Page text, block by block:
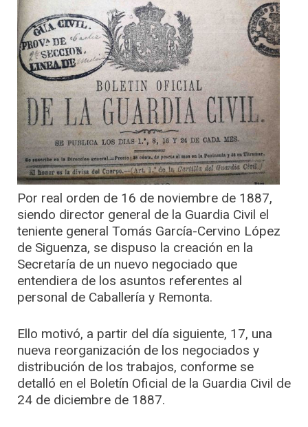
Por real orden de 16 de noviembre de 1887,
siendo director general de la Guardia Civil el
teniente general Tomás García-Cervino López
de Siguenza, se dispuso la creación en la
Secretaría de un nuevo negociado que
entendiera de los asuntos referentes al
personal de Caballería y Remonta.
Ello motivó, a partir del día siguiente, 17, una
nueva reorganización de los negociados y
distribución de los trabajos, conforme se
detalló en el Boletín Oficial de la Guardia Civil de
24 de diciembre de 1887.